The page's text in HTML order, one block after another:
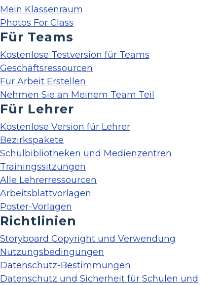
Mein Klassenraum
Photos For Class
Für Teams
Kostenlose Testversion für Teams
Geschäftsressourcen
Für Arbeit Erstellen
Nehmen Sie an Meinem Team Teil
Für Lehrer
Kostenlose Version für Lehrer
Bezirkspakete
Schulbibliotheken und Medienzentren
Trainingssitzungen
Alle Lehrerressourcen
Arbeitsblattvorlagen
Poster-Vorlagen
Richtlinien
Storyboard Copyright und Verwendung
Nutzungsbedingungen
Datenschutz-Bestimmungen
Datenschutz und Sicherheit für Schulen und